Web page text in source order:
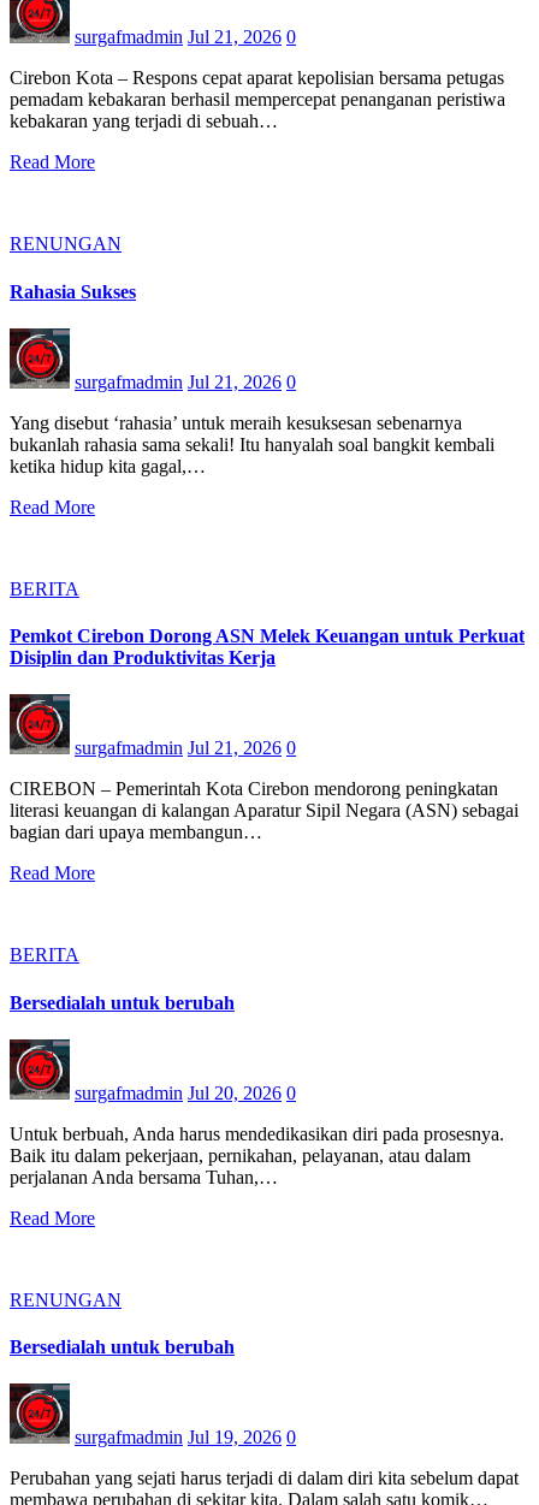
surgafmadmin Jul 21, 2026 0
Cirebon Kota – Respons cepat aparat kepolisian bersama petugas
pemadam kebakaran berhasil mempercepat penanganan peristiwa
kebakaran yang terjadi di sebuah…
Read More
RENUNGAN
Rahasia Sukses
surgafmadmin Jul 21, 2026 0
Yang disebut ‘rahasia’ untuk meraih kesuksesan sebenarnya
bukanlah rahasia sama sekali! Itu hanyalah soal bangkit kembali
ketika hidup kita gagal,…
Read More
BERITA
Pemkot Cirebon Dorong ASN Melek Keuangan untuk Perkuat
Disiplin dan Produktivitas Kerja
surgafmadmin Jul 21, 2026 0
CIREBON – Pemerintah Kota Cirebon mendorong peningkatan
literasi keuangan di kalangan Aparatur Sipil Negara (ASN) sebagai
bagian dari upaya membangun…
Read More
BERITA
Bersedialah untuk berubah
surgafmadmin Jul 20, 2026 0
Untuk berbuah, Anda harus mendedikasikan diri pada prosesnya.
Baik itu dalam pekerjaan, pernikahan, pelayanan, atau dalam
perjalanan Anda bersama Tuhan,…
Read More
RENUNGAN
Bersedialah untuk berubah
surgafmadmin Jul 19, 2026 0
Perubahan yang sejati harus terjadi di dalam diri kita sebelum dapat
membawa perubahan di sekitar kita. Dalam salah satu komik…